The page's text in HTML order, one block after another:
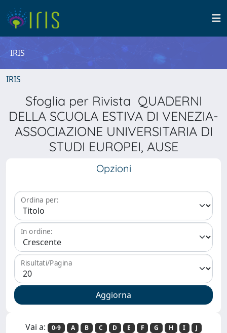
IRIS
IRIS
Sfoglia per Rivista QUADERNI
DELLA SCUOLA ESTIVA DI VENEZIA-
ASSOCIAZIONE UNIVERSITARIA DI
STUDI EUROPEI, AUSE
Opzioni
Ordina per:
In ordine:
Risultati/Pagina
Vai a: 0-9 A B C D E F G H I
J